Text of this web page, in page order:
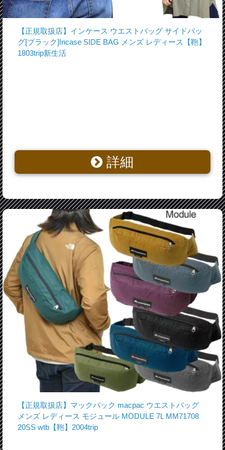
【正規取扱店】インケース ウエストバッグ サイドバッ
グ[ブラック]Incase SIDE BAG メンズ レディース【鞄】
1803trip新生活
詳細
【正規取扱店】マックパック macpac ウエストバッグ
メンズ レディース モジュール MODULE 7L MM71708
20SS wtb【鞄】2004trip